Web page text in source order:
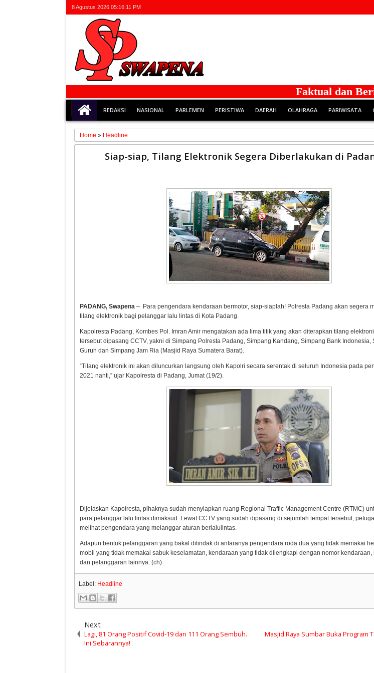
8 Agustus 2026 05:16:12 PM
Faktual dan
REDAKSI NASIONAL PARLEMEN PERISTIWA DAERAH OLAHRAGA PARIWISATA
Home » Headline
Siap-siap, Tilang Elektronik Segera Diberlakukan di
PADANG, Swapena – Para pengendara kendaraan bermotor, siap-siaplah! Polresta Padang akan segera
tilang elektronik bagi pelanggar lalu lintas di Kota Padang.
Kapolresta Padang, Kombes Pol. Imran Amir mengatakan ada lima titik yang akan diterapkan tilang
tersebut dipasang CCTV, yakni di Simpang Polresta Padang, Simpang Kandang, Simpang Bank Indonesia,
Gurun dan Simpang Jam Ria (Masjid Raya Sumatera Barat).
“Tilang elektronik ini akan diluncurkan langsung oleh Kapolri secara serentak di seluruh Indonesia pada
2021 nanti,” ujar Kapolresta di Padang, Jumat (19/2).
Dijelaskan Kapolresta, pihaknya sudah menyiapkan ruang Regional Traffic Management Centre (RTMC)
para pelanggar lalu lintas dimaksud. Lewat CCTV yang sudah dipasang di sejumlah tempat tersebut,
melihat pengendara yang melanggar aturan berlalulintas.
Adapun bentuk pelanggaran yang bakal ditindak di antaranya pengendara roda dua yang tidak memakai
mobil yang tidak memakai sabuk keselamatan, kendaraan yang tidak dilengkapi dengan nomor kendaraan,
dan pelanggaran lainnya. (ch)
Label: Headline
Next
Lagi, 81 Orang Positif Covid-19 dan 111 Orang Sembuh.
Ini Sebarannya!
Masjid Raya Sumbar Buka Program